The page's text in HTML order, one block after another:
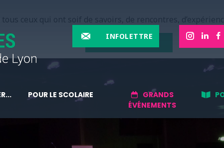
tous ceux qui ont soif de savoirs, de rencontres,
INFOLETTRE
POUR LE SCOLAIRE
GRANDS
ÉVÉNEMENTS